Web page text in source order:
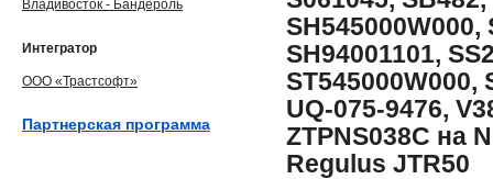
SH545000W000,
SH94001101,
ST545000W000,
UQ-075-9476,
ZTPNS038C на
Regulus JTR50
Владивосток - Бандероль
Интегратор
ООО «Трастсофт»
Партнерская программа